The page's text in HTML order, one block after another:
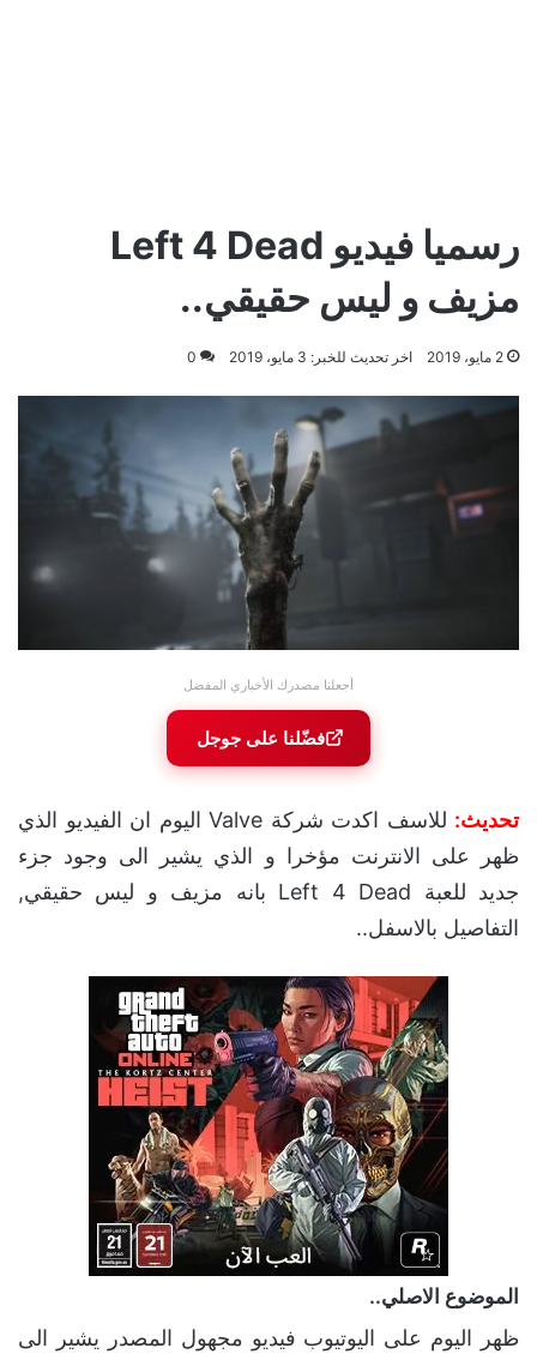
رسميا فيديو Left 4 Dead
مزيف و ليس حقيقي..
2 مايو، 2019 اخر تحديث للخبر: 3 مايو، 2019 0
أجعلنا مصدرك الأخباري المفضل
فضّلنا على جوجل
تحديث:
للاسف اكدت شركة Valve اليوم ان الفيديو الذي
ظهر على الانترنت مؤخرا و الذي يشير الى وجود جزء
جديد للعبة Left 4 Dead بانه مزيف و ليس حقيقي,
التفاصيل بالاسفل..
الموضوع الاصلي..
ظهر اليوم على اليوتيوب فيديو مجهول المصدر يشير الى